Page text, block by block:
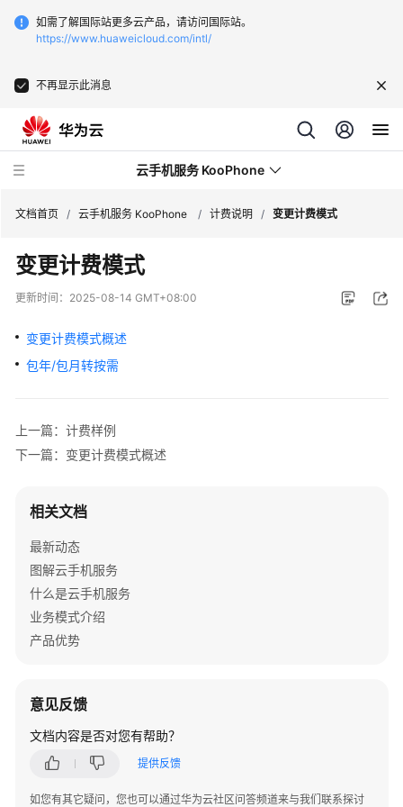
如需了解国际站更多云产品，请访问国际站。
https://www.huaweicloud.com/intl/
不再显示此消息
云手机服务 KooPhone
最
新
态
产
绍
说
计
费
概
述
费
模
式
费
文档首页 / 云手机服务 KooPhone / 计费说明 / 变更计费模式
变更计费模式
更新时间： 2025-08-14 GMT+08:00
变更计费模式概述
包年/包月转按需
上一篇：计费样例
下一篇：变更计费模式概述
相关文档
最新动态
图解云手机服务
什么是云手机服务
业务模式介绍
产品优势
意见反馈
文档内容是否对您有帮助？
提供反馈
如您有其它疑问，您也可以通过华为云社区问答频道来与我们联系探讨